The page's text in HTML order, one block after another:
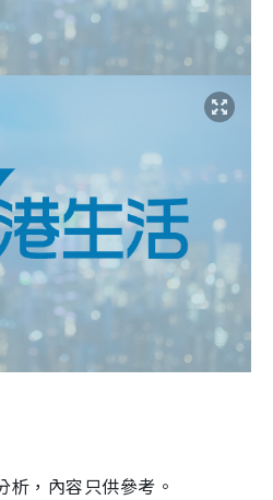
析，內容只供參考。